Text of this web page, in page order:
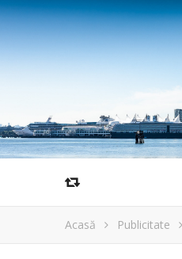
Acasă Publicitate